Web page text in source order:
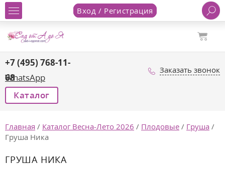
Вход / Регистрация
+7 (495) 768-11-
68
WhatsApp
Заказать звонок
Каталог
Главная / Каталог Весна-Лето 2026 / Плодовые / Груша /
Груша Ника
ГРУША НИКА